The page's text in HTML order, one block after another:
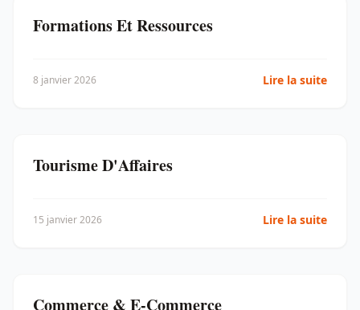
Formations Et Ressources
8 janvier 2026 Lire la suite
Tourisme D'Affaires
15 janvier 2026 Lire la suite
Commerce & E-Commerce